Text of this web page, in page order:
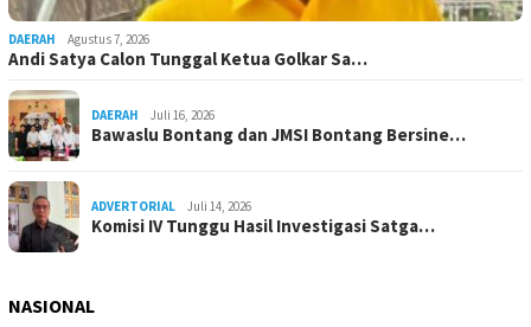
DAERAH Agustus 7, 2026
Andi Satya Calon Tunggal Ketua Golkar Sa…
DAERAH Juli 16, 2026
Bawaslu Bontang dan JMSI Bontang Bersine…
ADVERTORIAL Juli 14, 2026
Komisi IV Tunggu Hasil Investigasi Satga…
NASIONAL